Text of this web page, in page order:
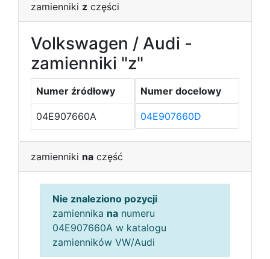
zamienniki z części
Volkswagen / Audi -
zamienniki "z"
Numer źródłowy Numer docelowy
04E907660A 04E907660D
zamienniki na część
Nie znaleziono pozycji
zamiennika na numeru
04E907660A w katalogu
zamienników VW/Audi